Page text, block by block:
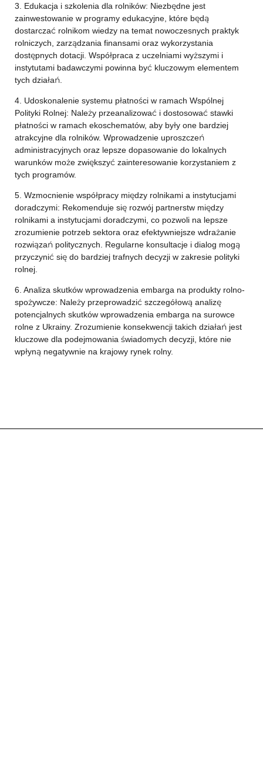
3. Edukacja i szkolenia dla rolników: Niezbędne jest
zainwestowanie w programy edukacyjne, które będą
dostarczać rolnikom wiedzy na temat nowoczesnych praktyk
rolniczych, zarządzania finansami oraz wykorzystania
dostępnych dotacji. Współpraca z uczelniami wyższymi i
instytutami badawczymi powinna być kluczowym elementem
tych działań.
4. Udoskonalenie systemu płatności w ramach Wspólnej
Polityki Rolnej: Należy przeanalizować i dostosować stawki
płatności w ramach ekoschematów, aby były one bardziej
atrakcyjne dla rolników. Wprowadzenie uproszczeń
administracyjnych oraz lepsze dopasowanie do lokalnych
warunków może zwiększyć zainteresowanie korzystaniem z
tych programów.
5. Wzmocnienie współpracy między rolnikami a instytucjami
doradczymi: Rekomenduje się rozwój partnerstw między
rolnikami a instytucjami doradczymi, co pozwoli na lepsze
zrozumienie potrzeb sektora oraz efektywniejsze wdrażanie
rozwiązań politycznych. Regularne konsultacje i dialog mogą
przyczynić się do bardziej trafnych decyzji w zakresie polityki
rolnej.
6. Analiza skutków wprowadzenia embarga na produkty rolno-
spożywcze: Należy przeprowadzić szczegółową analizę
potencjalnych skutków wprowadzenia embarga na surowce
rolne z Ukrainy. Zrozumienie konsekwencji takich działań jest
kluczowe dla podejmowania świadomych decyzji, które nie
wpłyną negatywnie na krajowy rynek rolny.